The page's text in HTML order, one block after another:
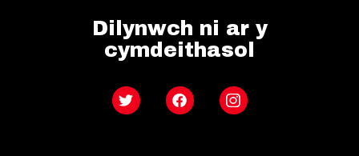
Dilynwch ni ar y
cymdeithasol
Twitter FacebookInstagram